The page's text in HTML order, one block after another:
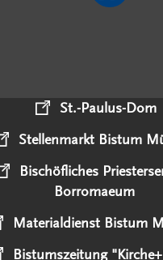
St.-Paulus-Dom
Stellenmarkt Bistum
Bischöfliches
Borromaeum
Materialdienst Bistum
Bistumszeitung